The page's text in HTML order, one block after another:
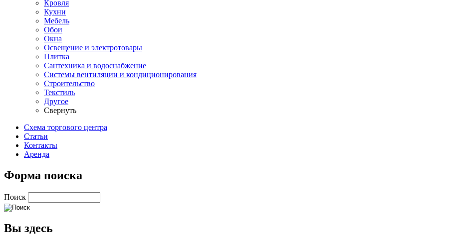
Кровля
Кухни
Мебель
Обои
Окна
Освещение и электротовары
Плитка
Сантехника и водоснабжение
Системы вентиляции и кондиционирования
Строительство
Текстиль
Другое
Свернуть
Схема торгового центра
Статьи
Контакты
Аренда
Форма поиска
Поиск
Вы здесь